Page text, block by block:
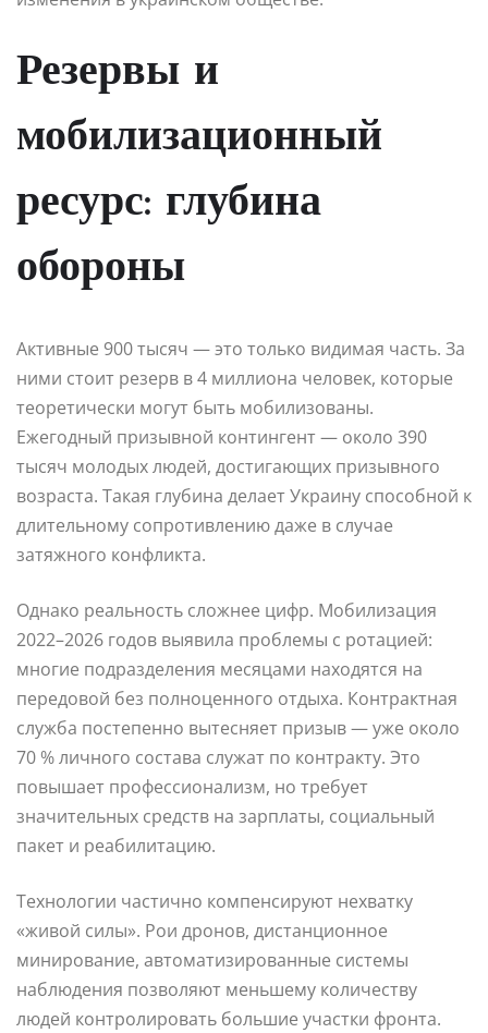
Резервы и
мобилизационный
ресурс: глубина
обороны
Активные 900 тысяч — это только видимая часть. За
ними стоит резерв в 4 миллиона человек, которые
теоретически могут быть мобилизованы.
Ежегодный призывной контингент — около 390
тысяч молодых людей, достигающих призывного
возраста. Такая глубина делает Украину способной к
длительному сопротивлению даже в случае
затяжного конфликта.
Однако реальность сложнее цифр. Мобилизация
2022–2026 годов выявила проблемы с ротацией:
многие подразделения месяцами находятся на
передовой без полноценного отдыха. Контрактная
служба постепенно вытесняет призыв — уже около
70 % личного состава служат по контракту. Это
повышает профессионализм, но требует
значительных средств на зарплаты, социальный
пакет и реабилитацию.
Технологии частично компенсируют нехватку
«живой силы». Рои дронов, дистанционное
минирование, автоматизированные системы
наблюдения позволяют меньшему количеству
людей контролировать большие участки фронта.